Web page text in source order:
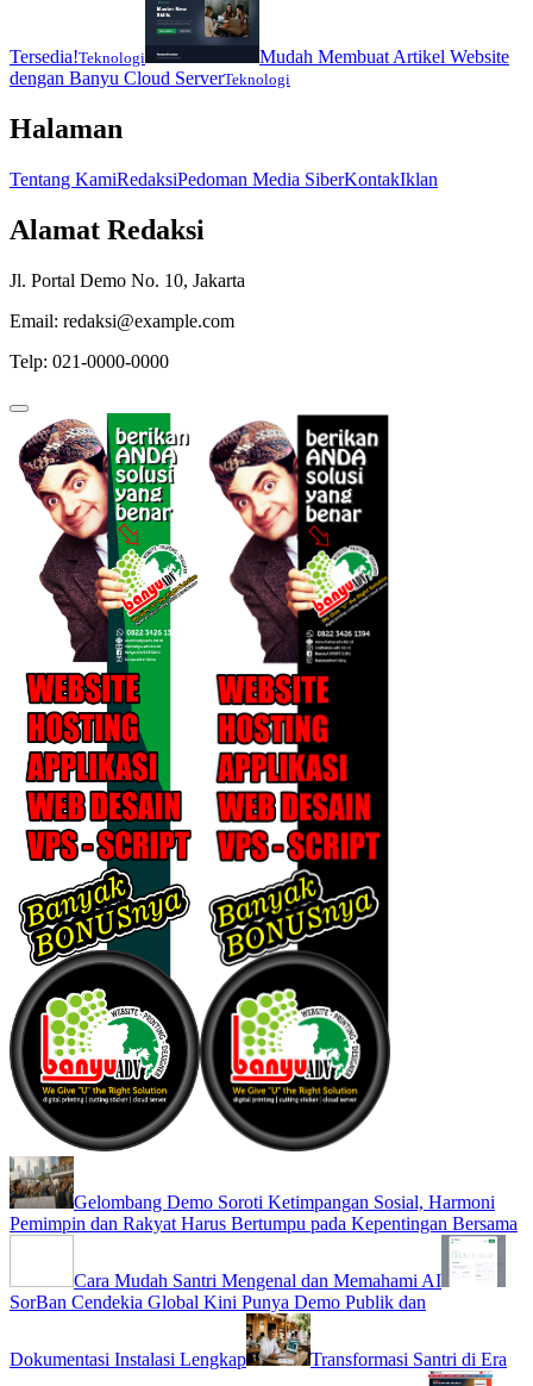
Tersedia!Teknologi
Mudah Membuat Artikel Website
dengan Banyu Cloud ServerTeknologi
Halaman
Tentang KamiRedaksiPedoman Media SiberKontakIklan
Alamat Redaksi
Jl. Portal Demo No. 10, Jakarta
Email: redaksi@example.com
Telp: 021-0000-0000
Gelombang Demo Soroti Ketimpangan Sosial, Harmoni
Pemimpin dan Rakyat Harus Bertumpu pada Kepentingan Bersama
Cara Mudah Santri Mengenal dan Memahami AI
SorBan Cendekia Global Kini Punya Demo Publik dan
Dokumentasi Instalasi Lengkap Transformasi Santri di Era